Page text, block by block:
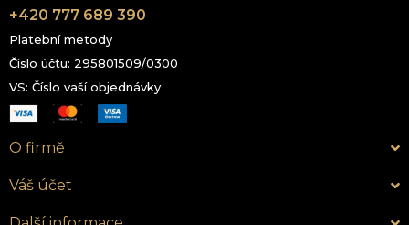
+420 777 689 390
Platební metody
Číslo účtu: 295801509/0300
VS: Číslo vaší objednávky
O firmě
Váš účet